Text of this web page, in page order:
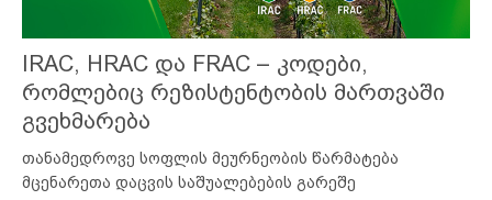
IRAC, HRAC და FRAC – კოდები,
რომლებიც რეზისტენტობის მართვაში
გვეხმარება
თანამედროვე სოფლის მეურნეობის წარმატება
მცენარეთა დაცვის საშუალებების გარეშე